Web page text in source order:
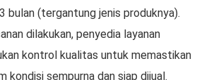
bulan (tergantung jenis produknya).
dilakukan, penyedia layanan
kontrol kualitas untuk memastikan
kondisi sempurna dan siap dijual.